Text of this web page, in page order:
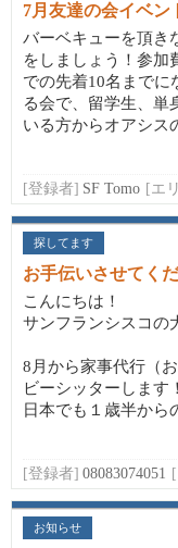
7月友達の会イベン
バーベキューを頂き
をしましょう！参加
での先着10名までに
る会で、留学生、単
いる方からオアシス
[登録者] SF Tomo [エ
探してます
お手伝いさせてく
こんにちは！
サンフランシスコの
8月から家事代行（
ビーシッターします
日本でも１歳半から
[登録者] 08083074051
お知らせ